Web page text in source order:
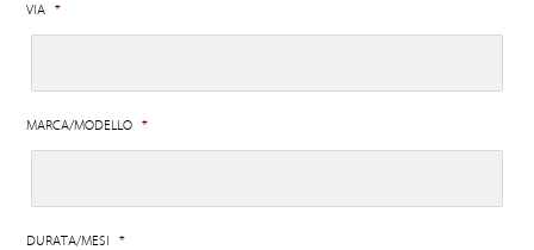
VIA *
MARCA/MODELLO *
DURATA/MESI *